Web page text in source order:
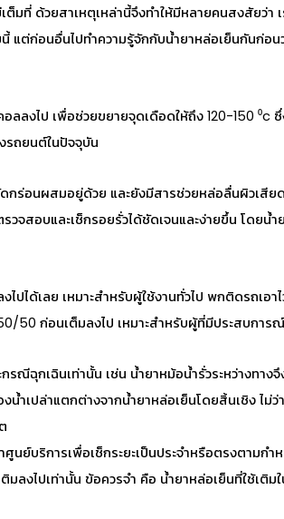
มที่ ด้วยสาเหตุเหล่านี้จึงทำให้มีหลายคนสงสัยว่า
นี้ แต่ก่อนอื่นไปทำความรู้จักกับน้ำยาหล่อเย็นกันก่อน
งไป เพื่อช่วยขยายจุดเดือดให้ถึง 120-150 ⁰c ซึ่
รถยนต์ในปัจจุบัน
ร่อนผสมอยู่ด้วย และยังมีสารช่วยหล่อลื่นผิวเสีย
สอบและเช็กรอยรั่วได้ชัดเจนและง่ายขึ้น โดยน้
ได้เลย เหมาะสำหรับผู้ใช้งานทั่วไป พกติดรถเอาไ
50 ก่อนเต็มลงไป เหมาะสำหรับผู้ที่มีประสบการ
รณีฉุกเฉินเท่านั้น เช่น น้ำยาหม้อน้ำรั่วระหว่างทาง
น้ำเปล่าแตกต่างจากน้ำยาหล่อเย็นโดยสิ้นเชิง ไม่ว่
นย์บริการเพื่อเช็กระยะเป็นประจำหรือตรงตามก
ติมลงไปเท่านั้น ข้อควรจำ คือ น้ำยาหล่อเย็นที่ใช้เติม